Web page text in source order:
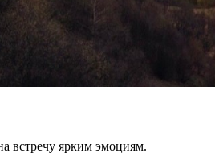
встречу ярким эмоциям.